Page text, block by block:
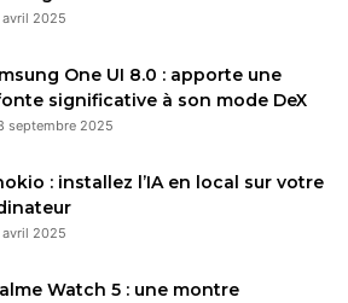
dernières mises à jour et guides.
2025
One UI 8.0 : apporte une
significative à son mode DeX
septembre 2025
: installez l’IA en local sur votre
2025
Watch 5 : une montre